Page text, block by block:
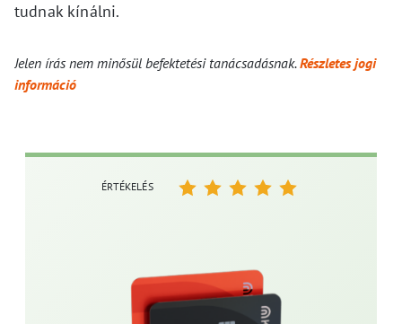
tudnak kínálni.
Jelen írás nem minősül befektetési tanácsadásnak.Részletes jogi
információ
ÉRTÉKELÉS